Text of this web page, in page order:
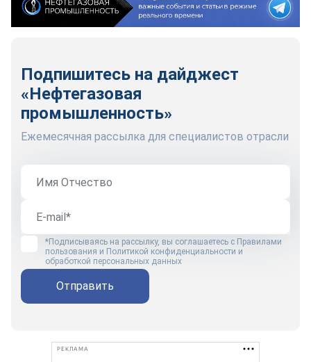
Подпишитесь на дайджест
«Нефтегазовая
промышленность»
Ежемесячная рассылка для специалистов отрасли
*Подписываясь на рассылку, вы соглашаетесь с Правилами
пользования и Политикой конфиденциальности и
обработкой персональных данных
Отправить
РЕКЛАМА